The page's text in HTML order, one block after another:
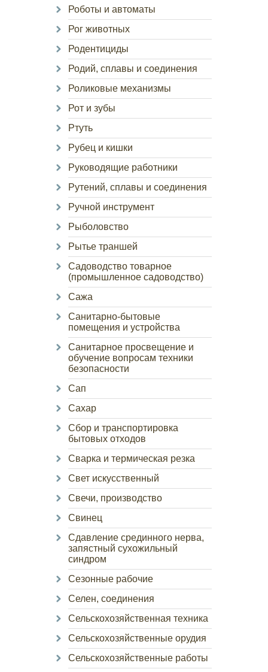
Роботы и автоматы
Рог животных
Родентициды
Родий, сплавы и соединения
Роликовые механизмы
Рот и зубы
Ртуть
Рубец и кишки
Руководящие работники
Рутений, сплавы и соединения
Ручной инструмент
Рыболовство
Рытье траншей
Садоводство товарное
(промышленное садоводство)
Сажа
Санитарно-бытовые
помещения и устройства
Санитарное просвещение и
обучение вопросам техники
безопасности
Сап
Сахар
Сбор и транспортировка
бытовых отходов
Сварка и термическая резка
Свет искусственный
Свечи, производство
Свинец
Сдавление срединного нерва,
запястный сухожильный
синдром
Сезонные рабочие
Селен, соединения
Сельскохозяйственная техника
Сельскохозяйственные орудия
Сельскохозяйственные работы